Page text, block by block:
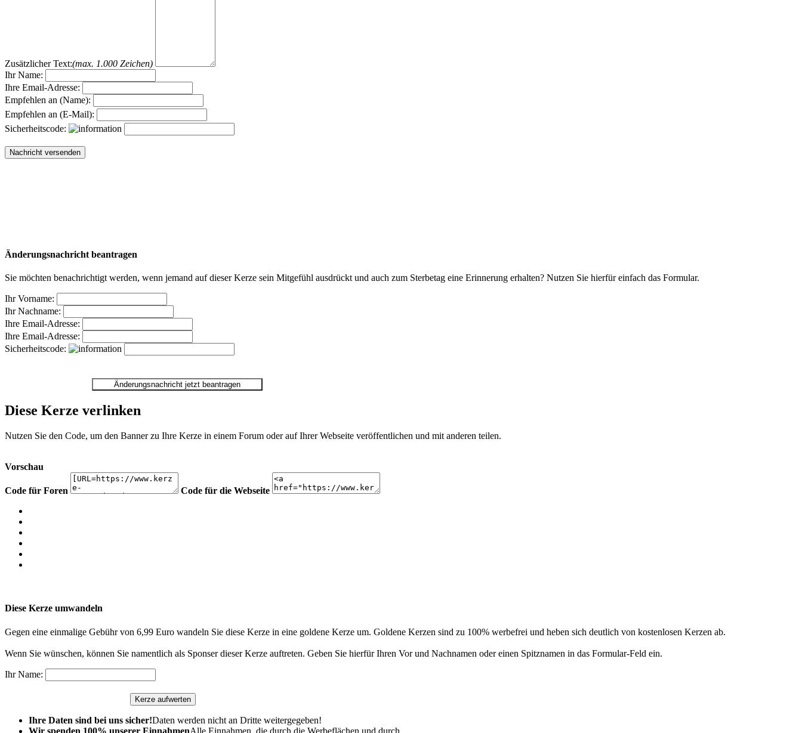
Zusätzlicher Text:(max. 1.000 Zeichen)
Ihr Name:
Ihre Email-Adresse:
Empfehlen an (Name):
Empfehlen an (E-Mail):
Sicherheitscode:
Änderungsnachricht beantragen
Sie möchten benachrichtigt werden, wenn jemand auf dieser Kerze sein Mitgefühl ausdrückt und auch zum Sterbetag eine Erinnerung erhalten? Nutzen Sie hierfür einfach das Formular.
Ihr Vorname:
Ihr Nachname:
Ihre Email-Adresse:
Ihre Email-Adresse:
Sicherheitscode:
Diese Kerze verlinken
Nutzen Sie den Code, um den Banner zu Ihre Kerze in einem Forum oder auf Ihrer Webseite veröffentlichen und mit anderen teilen.
Vorschau
Code für Foren Code für die Webseite
Diese Kerze umwandeln
Gegen eine einmalige Gebühr von 6,99 Euro wandeln Sie diese Kerze in eine goldene Kerze um. Goldene Kerzen sind zu 100% werbefrei und heben sich deutlich von kostenlosen Kerzen ab.
Wenn Sie wünschen, können Sie namentlich als Sponser dieser Kerze auftreten. Geben Sie hierfür Ihren Vor und Nachnamen oder einen Spitznamen in das Formular-Feld ein.
Ihr Name:
Ihre Daten sind bei uns sicher!Daten werden nicht an Dritte weitergegeben!
Wir spenden 100% unserer EinnahmenAlle Einnahmen, die durch die Werbeflächen und durch